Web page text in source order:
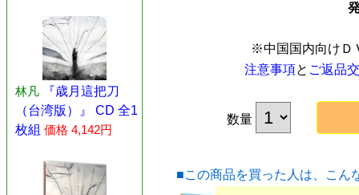
林凡
『歳月這把刀
（台湾版）』 CD 全1
枚組 価格 4,142円
※中国国内向けＤ
注意事項と ご返品
数量
■この商品を買った人は、こん